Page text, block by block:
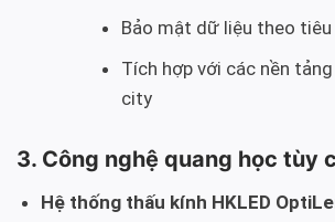
Bảo mật dữ liệu theo tiêu
Tích hợp với các nền
city
3. Công nghệ quang học tùy
Hệ thống thấu kính HKLED